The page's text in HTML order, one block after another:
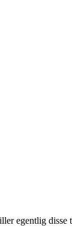
egentlig